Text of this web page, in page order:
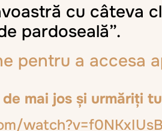
cu câteva
pardoseală”.
pentru a accesa
mai jos și urmăriți